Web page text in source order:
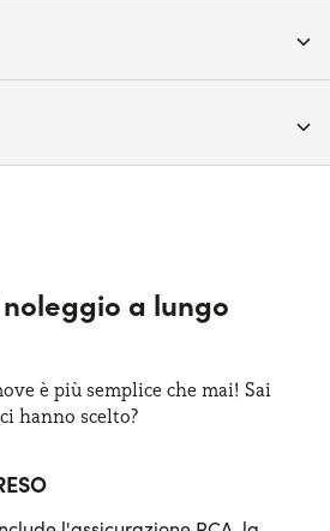
572 lt
a lungo
è più semplice che mai! Sai
hanno scelto?